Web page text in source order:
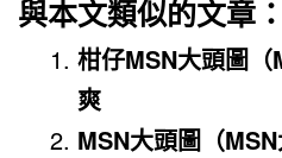
與本文類似的文章：
柑仔MSN大頭圖
爽
MSN大頭圖（